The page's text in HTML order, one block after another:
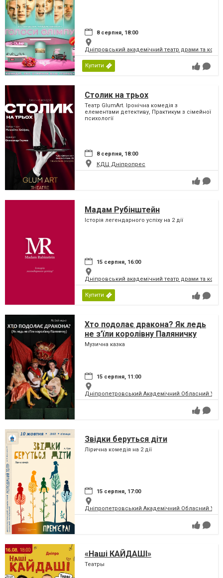
8 серпня, 18:00
Дніпровський академічний театр драми та
Купити
Столик на трьох
Театр GlumArt. Іронічна комедія з
елементами детективу, Практикум з сімейної
психології
8 серпня, 18:00
КДЦ Дніпропрес
Мадам Рубінштейн
Історія легендарного успіху на 2 дії
15 серпня, 16:00
Дніпровський академічний театр драми та
Купити
Хто подолає дракона? Як ледь
не з’їли королівну Паляничку
Музична казка
15 серпня, 11:00
Дніпропетровський Академічний Обласний
Звідки беруться діти
Лірична комедія на 2 дії
15 серпня, 17:00
Дніпропетровський Академічний Обласний
«Наші КАЙДАШІ»
Театры